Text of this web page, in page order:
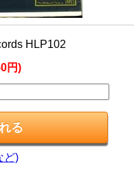
HLP102
円)
ど)